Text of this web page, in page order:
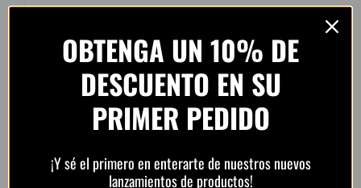
Opiniones de clientes –
PlayFutbol
4.8 / 5 basado en1.240
opiniones
OBTENGA UN 10% DE
DESCUENTO EN SU
PRIMER PEDIDO
¡Y sé el primero en enterarte de nuestros nuevos
lanzamientos de productos!